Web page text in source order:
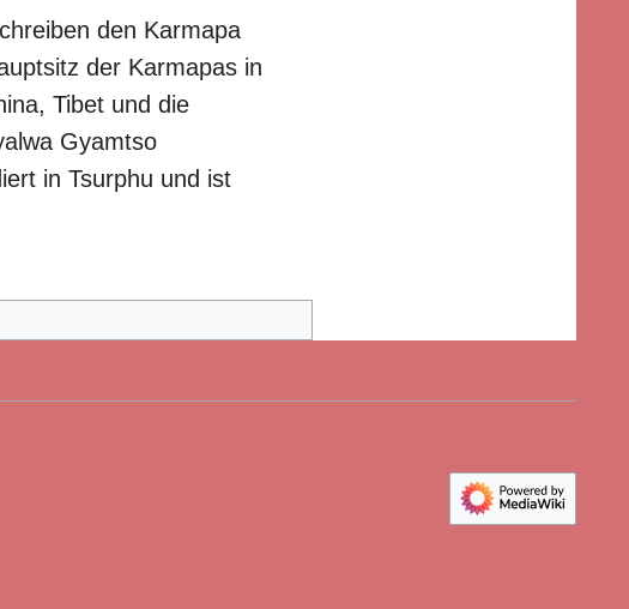
den Karmapa
der Karmapas in
Tibet und die
Gyamtso
in Tsurphu und ist